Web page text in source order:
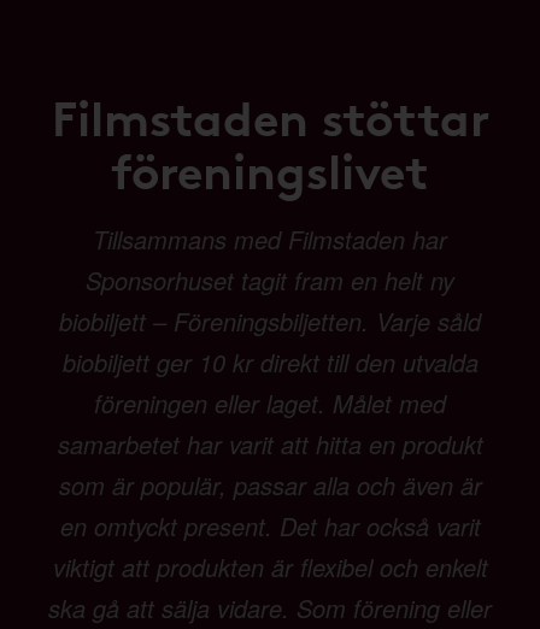
Filmstaden stöttar
föreningslivet
Tillsammans med Filmstaden har
Sponsorhuset tagit fram en helt ny
biobiljett – Föreningsbiljetten. Varje såld
biobiljett ger 10 kr direkt till den utvalda
föreningen eller laget. Målet med
samarbetet har varit att hitta en produkt
som är populär, passar alla och även är
en omtyckt present. Det har också varit
viktigt att produkten är flexibel och enkelt
ska gå att sälja vidare. Som förening eller